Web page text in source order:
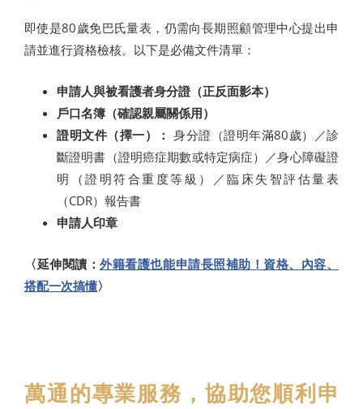
即使是80歲免巴氏量表，仍需向長期照顧管理中心提出申
請並進行資格檢核。以下是必備文件清單：
申請人與被看護者身分證（正反面影本）
戶口名簿（確認親屬關係用）
證明文件（擇一）： 身分證（證明年滿80歲）／診
斷證明書（證明癌症期數或特定病症）／身心障礙證
明（證明符合重度等級）／臨床失智評估量表
（CDR）報告書
申請人印章
〈延伸閱讀：外籍看護也能申請長照補助！資格、內容、
搭配一次搞懂〉
萬通的專業服務，協助您順利申